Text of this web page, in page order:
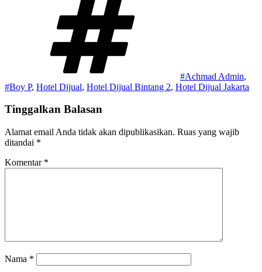
#Achmad Admin,
#Boy P, Hotel Dijual, Hotel Dijual Bintang 2, Hotel Dijual Jakarta
Tinggalkan Balasan
Alamat email Anda tidak akan dipublikasikan. Ruas yang wajib
ditandai *
Komentar *
Nama *